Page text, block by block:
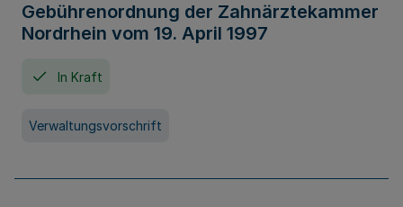
Gebührenordnung der Zahnärztekammer
Nordrhein vom 19. April 1997
In Kraft
Verwaltungsvorschrift